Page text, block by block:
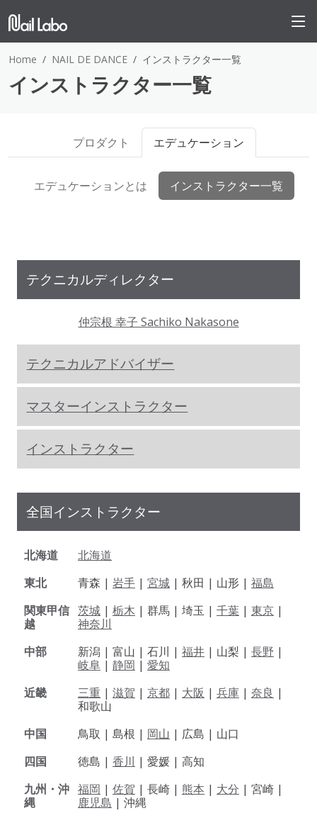
Home NAIL DE DANCE インストラクター一覧
インストラクター一覧
プロダクト エデュケーション
エデュケーションとは インストラクター一覧
テクニカルディレクター
仲宗根 幸子 Sachiko Nakasone
テクニカルアドバイザー
マスターインストラクター
インストラクター
全国インストラクター
北海道
北海道
東北
青森 | 岩手 | 宮城 | 秋田 | 山形 | 福島
関東甲信
越
茨城 | 栃木 | 群馬 | 埼玉 | 千葉 | 東京 |
神奈川
中部
新潟 | 富山 | 石川 | 福井 | 山梨 | 長野 |
岐阜 | 静岡 | 愛知
近畿
三重 | 滋賀 | 京都 | 大阪 | 兵庫 | 奈良 |
和歌山
中国
鳥取 | 島根 | 岡山 | 広島 | 山口
四国
徳島 | 香川 | 愛媛 | 高知
九州・沖
縄
福岡 | 佐賀 | 長崎 | 熊本 | 大分 | 宮崎 |
鹿児島 | 沖縄